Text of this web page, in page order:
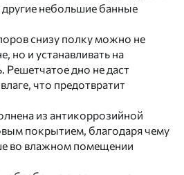
небольшие банные
снизу полку можно не
но и устанавливать на
Решетчатое дно не даст
что предотвратит
из антикоррозийной
покрытием, благодаря чему
во влажном помещении